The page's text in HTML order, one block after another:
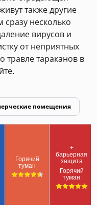
также другие
несколько
вирусов и
от неприятных
травле тараканов в
помещения
Горячий
туман
+
барьерная
защита
Горячий
туман